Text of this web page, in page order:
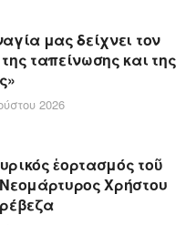
μας δείχνει τον
ταπείνωσης και της
2026
ἑορτασμός τοῦ
Χρήστου